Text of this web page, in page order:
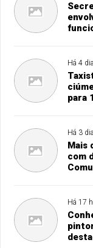
Há 4
para
Há 3
Mais
com
Há 17